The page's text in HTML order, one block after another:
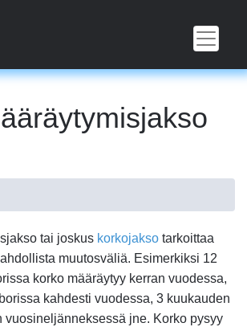
tai joskus korkojakso tarkoittaa
muutosväliä. Esimerkiksi 12
korko määräytyy kerran vuodessa,
kahdesti vuodessa, 3 kuukauden
vuosineljänneksessä jne. Korko pysyy